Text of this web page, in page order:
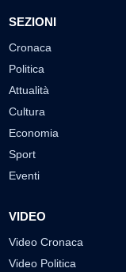
SEZIONI
Cronaca
Politica
Attualità
Cultura
Economia
Sport
Eventi
VIDEO
Video Cronaca
Video Politica